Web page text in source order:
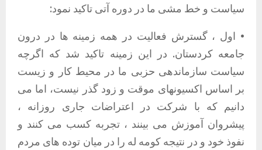
سیاست و خط مشی ما در دوره آتی تاکید نمود:
• اول ، گسترش فعالیت در همه زمینه ها در درون
جامعه کردستان. در این زمینه تاکید شد که اگرچه
سیاست سازماندهی حزبی ما در محیط کار و زیست
بر اساس اکسیونهای موقت و زود گذر نیست، اما می
دانیم که با شرکت در اعتراضات جاری روزانه ،
پیشروان آموزش می بینند ، تجربه کسب می کنند و
نفوذ خود و در نتیجه کومه له را در میان توده های مردم